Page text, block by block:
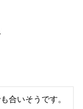
合いそうです。